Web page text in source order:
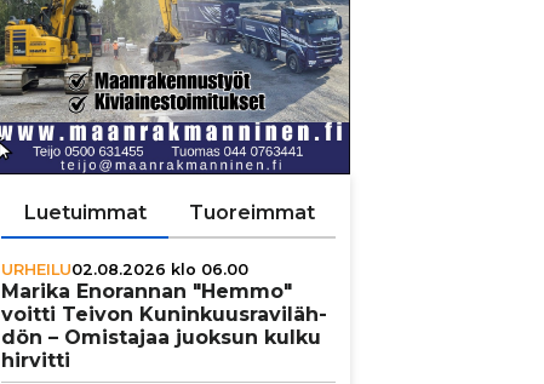
Luetuimmat Tuoreimmat
URHEILU02.08.2026 klo 06.00
Marika Enorannan "Hemmo"
voitti Teivon Kunin­kuus­ra­vi­läh­
dön – Omistajaa juoksun kulku
hirvitti